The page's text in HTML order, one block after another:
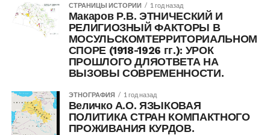
СТРАНИЦЫ ИСТОРИИ 1 год назад
Макаров Р.В. ЭТНИЧЕСКИЙ И
РЕЛИГИОЗНЫЙ ФАКТОРЫ В
МОСУЛЬСКОМТЕРРИТОРИАЛЬНОМ
СПОРЕ (1918-1926 гг.): УРОК
ПРОШЛОГО ДЛЯОТВЕТА НА
ВЫЗОВЫ СОВРЕМЕННОСТИ.
ЭТНОГРАФИЯ 1 год назад
Величко А.О. ЯЗЫКОВАЯ
ПОЛИТИКА СТРАН КОМПАКТНОГО
ПРОЖИВАНИЯ КУРДОВ.